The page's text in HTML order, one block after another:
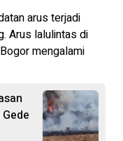
arus terjadi
Arus lalulintas di
mengalami